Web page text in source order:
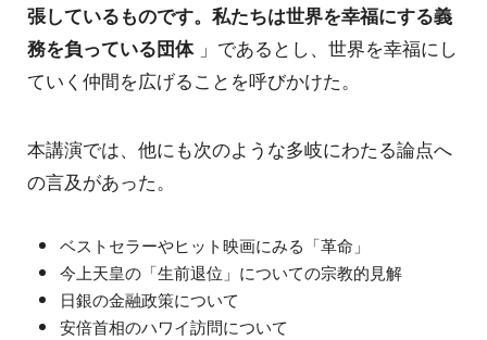
張しているものです。私たちは世界を幸福にする義
務を負っている団体」であるとし、世界を幸福にし
ていく仲間を広げることを呼びかけた。
本講演では、他にも次のような多岐にわたる論点へ
の言及があった。
ベストセラーやヒット映画にみる「革命」
今上天皇の「生前退位」についての宗教的見解
日銀の金融政策について
安倍首相のハワイ訪問について